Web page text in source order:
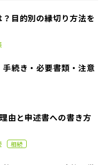
目的別の縁切り方法を
続き・必要書類・注意
由と申述書への書き方
相続